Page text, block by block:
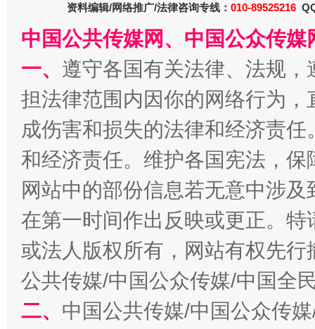
揭开“小金库”的免责幌子
受贿1.44亿！段成刚被判无期 从幼
资料编辑/网络推广/法律咨询专线： 010-89525216
中国公共传媒网、中国公众传
一、 遵守各国有关法律、法规
担法律范围内因你的网络行为
成伤害和损失的法律和经济责
和经济责任。维护各国宪法，
网站中的部份信息若无意中涉
在第一时间作出反映或更正。
或法人版权所有，网站有权先
公共传媒/中国公众传媒/中国全
二、 中国公共传媒/中国公众传